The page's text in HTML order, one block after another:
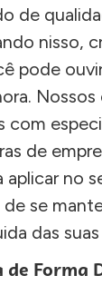
de
nisso,
pode
com
de
aplicar no
de se
das
Forma